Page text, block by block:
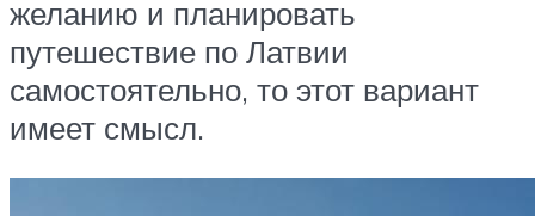
желанию и планировать
путешествие по Латвии
самостоятельно, то этот вариант
имеет смысл.